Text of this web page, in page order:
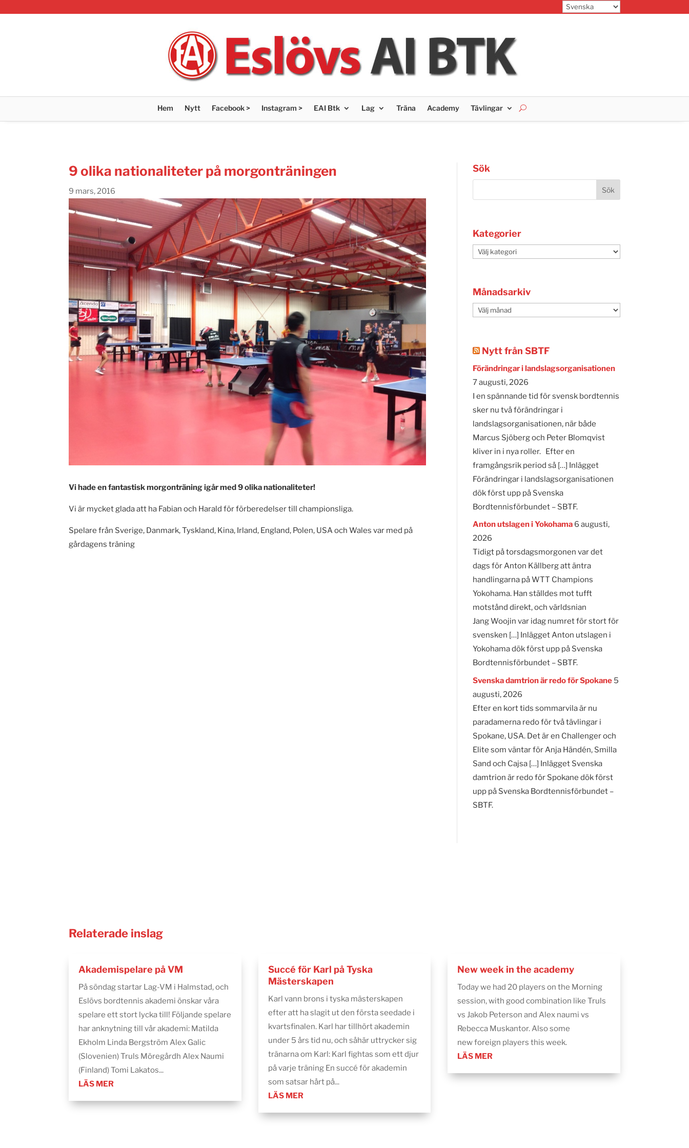
Hem Nytt Facebook > Instagram > EAI Btk Lag Träna Academy Tävlingar
9 olika nationaliteter på morgonträningen
9 mars, 2016
Vi hade en fantastisk morgonträning igår med 9 olika nationaliteter!
Vi är mycket glada att ha Fabian och Harald för förberedelser till championsliga.
Spelare från Sverige, Danmark, Tyskland, Kina, Irland, England, Polen, USA och Wales var med på
gårdagens träning
Sök
Kategorier
Kategorier
Månadsarkiv
Månadsarkiv
Nytt från SBTF
Förändringar i landslagsorganisationen
7 augusti, 2026
I en spännande tid för svensk bordtennis
sker nu två förändringar i
landslagsorganisationen, när både
Marcus Sjöberg och Peter Blomqvist
kliver in i nya roller. Efter en
framgångsrik period så […] Inlägget
Förändringar i landslagsorganisationen
dök först upp på Svenska
Bordtennisförbundet – SBTF.
Anton utslagen i Yokohama 6 augusti,
2026
Tidigt på torsdagsmorgonen var det
dags för Anton Källberg att äntra
handlingarna på WTT Champions
Yokohama. Han ställdes mot tufft
motstånd direkt, och världsnian
Jang Woojin var idag numret för stort för
svensken […] Inlägget Anton utslagen i
Yokohama dök först upp på Svenska
Bordtennisförbundet – SBTF.
Svenska damtrion är redo för Spokane 5
augusti, 2026
Efter en kort tids sommarvila är nu
paradamerna redo för två tävlingar i
Spokane, USA. Det är en Challenger och
Elite som väntar för Anja Händén, Smilla
Sand och Cajsa […] Inlägget Svenska
damtrion är redo för Spokane dök först
upp på Svenska Bordtennisförbundet –
SBTF.
Relaterade inslag
Akademispelare på VM
På söndag startar Lag-VM i Halmstad, och
Eslövs bordtennis akademi önskar våra
spelare ett stort lycka till! Följande spelare
har anknytning till vår akademi: Matilda
Ekholm Linda Bergström Alex Galic
(Slovenien) Truls Möregårdh Alex Naumi
(Finland) Tomi Lakatos...
LÄS MER
Succé för Karl på Tyska
Mästerskapen
Karl vann brons i tyska mästerskapen
efter att ha slagit ut den första seedade i
kvartsfinalen. Karl har tillhört akademin
under 5 års tid nu, och såhär uttrycker sig
tränarna om Karl: Karl fightas som ett djur
på varje träning En succé för akademin
som satsar hårt på...
LÄS MER
New week in the academy
Today we had 20 players on the Morning
session, with good combination like Truls
vs Jakob Peterson and Alex naumi vs
Rebecca Muskantor. Also some
new foreign players this week.
LÄS MER